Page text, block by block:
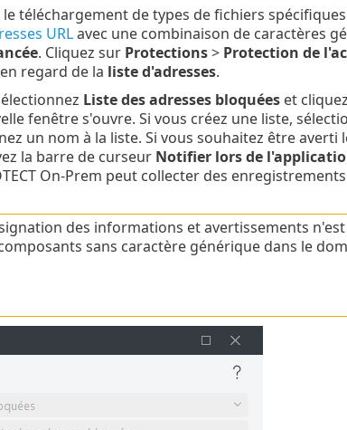
téléchargement de types de fichiers
URLavec une combinaison de caractères
. Cliquez sur Protections> Protection de
regard de la liste d'adresses.
Liste des adresses bloquéeset
fenêtre s'ouvre. Si vous créez une liste,
un nom à la liste. Si vous souhaitez être averti
la barre de curseur Notifier lors de
On-Prem peut collecter des
des informations et avertissements
sans caractère générique dans le